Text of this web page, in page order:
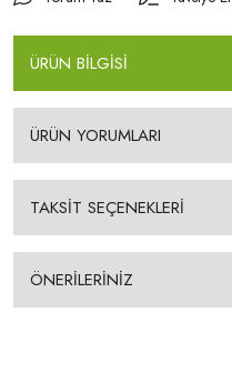
ÜRÜN BİLGİSİ
ÜRÜN YORUMLARI
TAKSİT SEÇENEKLERİ
ÖNERİLERİNİZ